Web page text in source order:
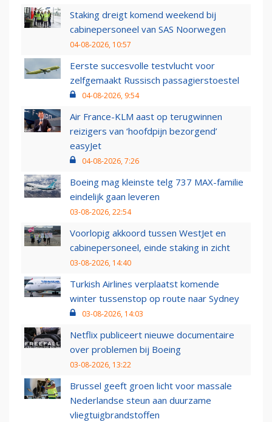
Staking dreigt komend weekend bij
cabinepersoneel van SAS Noorwegen
04-08-2026, 10:57
Eerste succesvolle testvlucht voor
zelfgemaakt Russisch passagierstoestel
04-08-2026, 9:54
Air France-KLM aast op terugwinnen
reizigers van ‘hoofdpijn bezorgend’
easyJet
04-08-2026, 7:26
Boeing mag kleinste telg 737 MAX-familie
eindelijk gaan leveren
03-08-2026, 22:54
Voorlopig akkoord tussen WestJet en
cabinepersoneel, einde staking in zicht
03-08-2026, 14:40
Turkish Airlines verplaatst komende
winter tussenstop op route naar Sydney
03-08-2026, 14:03
Netflix publiceert nieuwe documentaire
over problemen bij Boeing
03-08-2026, 13:22
Brussel geeft groen licht voor massale
Nederlandse steun aan duurzame
vliegtuigbrandstoffen